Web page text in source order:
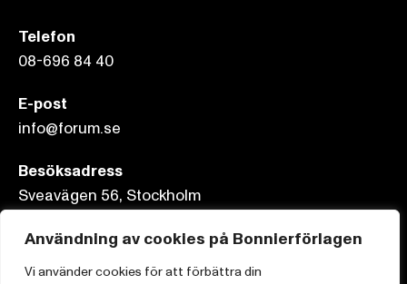
Användning av cookies på Bonnierförlagen
Vi använder cookies för att förbättra din
Telefon
08-696 84 40
E-post
info@forum.se
Besöksadress
Sveavägen 56, Stockholm
Postadress
Box 3159, 103 63 Stockholm